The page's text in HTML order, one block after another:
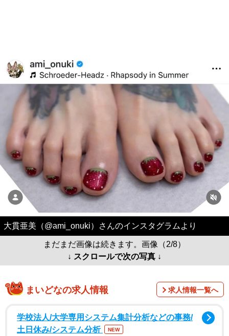
大貫亜美（@ami_onuki）さんのインスタグラムより
まだまだ画像は続きます。画像（2/8）
↓ スクロールで次の写真 ↓
まいどなの求人情報 求人情報一覧へ
学校法人/大学専用システム集計分析などの事務/
土日休み/システム分析
NEW